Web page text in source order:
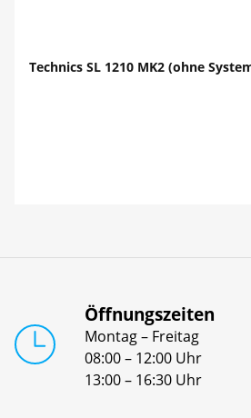
Technics SL 1210 MK2 (ohne
Öffnungszeiten
Montag – Freitag
08:00 – 12:00 Uhr
13:00 – 16:30 Uhr